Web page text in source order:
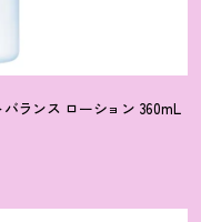
ランス ローション 360mL